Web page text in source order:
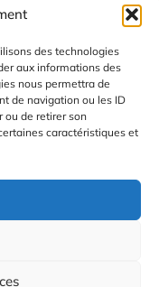
des technologies
aux informations des
nous permettra de
de navigation ou les ID
ou de retirer son
caractéristiques et
Plan du site